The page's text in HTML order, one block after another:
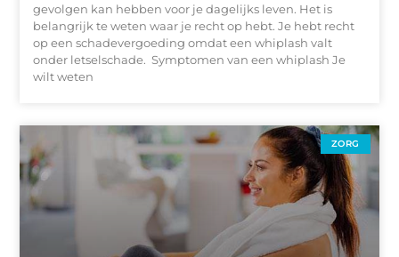
gevolgen kan hebben voor je dagelijks leven. Het is
belangrijk te weten waar je recht op hebt. Je hebt recht
op een schadevergoeding omdat een whiplash valt
onder letselschade. Symptomen van een whiplash Je
wilt weten
ZORG